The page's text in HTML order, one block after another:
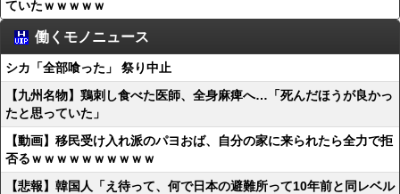
ていたｗｗｗｗｗ
働くモノニュース
シカ「全部喰った」 祭り中止
【九州名物】鶏刺し食べた医師、全身麻痺へ…「死んだほうが良かっ
たと思っていた」
【動画】移民受け入れ派のパヨおば、自分の家に来られたら全力で拒
否るｗｗｗｗｗｗｗｗｗｗ
【悲報】韓国人「え待って、何で日本の避難所って10年前と同レベル